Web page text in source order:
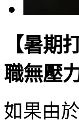
【暑期
職無壓
如果由